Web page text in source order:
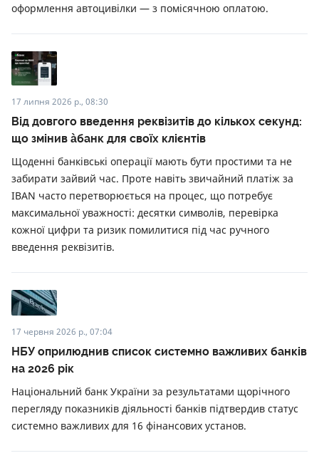
оформлення автоцивілки — з помісячною оплатою.
17 липня 2026 р., 08:30
Від довгого введення реквізитів до кількох секунд:
що змінив àбанк для своїх клієнтів
Щоденні банківські операції мають бути простими та не
забирати зайвий час. Проте навіть звичайний платіж за
IBAN часто перетворюється на процес, що потребує
максимальної уважності: десятки символів, перевірка
кожної цифри та ризик помилитися під час ручного
введення реквізитів.
17 червня 2026 р., 07:04
НБУ оприлюднив список системно важливих банків
на 2026 рік
Національний банк України за результатами щорічного
перегляду показників діяльності банків підтвердив статус
системно важливих для 16 фінансових установ.